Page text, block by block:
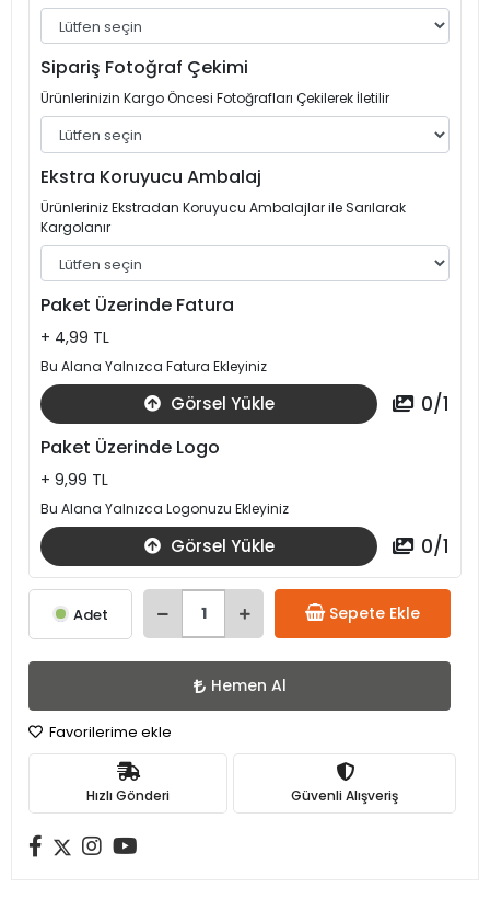
Sipariş Fotoğraf Çekimi
Ürünlerinizin Kargo Öncesi Fotoğrafları Çekilerek İletilir
Ekstra Koruyucu Ambalaj
Ürünleriniz Ekstradan Koruyucu Ambalajlar ile Sarılarak
Kargolanır
Paket Üzerinde Fatura
+ 4,99 TL
Bu Alana Yalnızca Fatura Ekleyiniz
Görsel Yükle 0/1
Paket Üzerinde Logo
+ 9,99 TL
Bu Alana Yalnızca Logonuzu Ekleyiniz
Görsel Yükle 0/1
Adet Sepete Ekle
Hemen Al
Favorilerime ekle
Hızlı Gönderi Güvenli Alışveriş